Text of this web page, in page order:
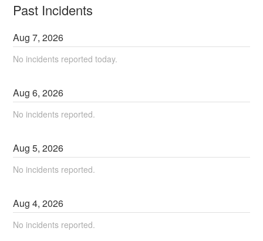
Past Incidents
Aug7,2026
No incidents reported today.
Aug6,2026
No incidents reported.
Aug5,2026
No incidents reported.
Aug4,2026
No incidents reported.